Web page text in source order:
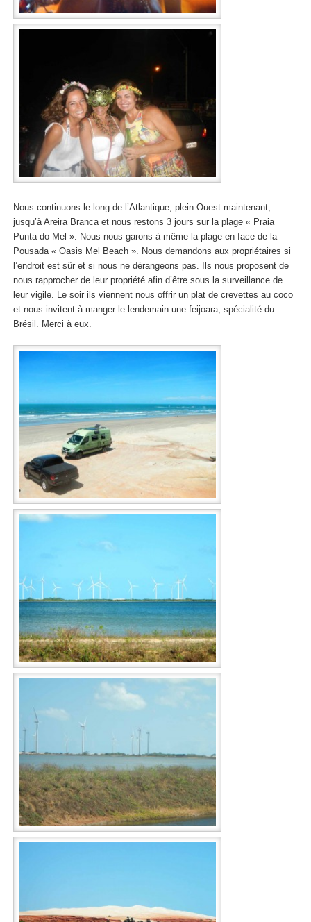
Nous continuons le long de l’Atlantique, plein Ouest maintenant,
jusqu’à Areira Branca et nous restons 3 jours sur la plage « Praia
Punta do Mel ». Nous nous garons à même la plage en face de la
Pousada « Oasis Mel Beach ». Nous demandons aux propriétaires si
l’endroit est sûr et si nous ne dérangeons pas. Ils nous proposent de
nous rapprocher de leur propriété afin d’être sous la surveillance de
leur vigile. Le soir ils viennent nous offrir un plat de crevettes au coco
et nous invitent à manger le lendemain une feijoara, spécialité du
Brésil. Merci à eux.